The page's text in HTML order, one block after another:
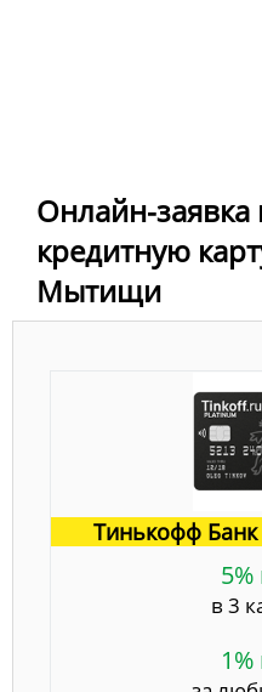
Онлайн-заявка
кредитную
Мытищи
Тинькофф Банк
в 3